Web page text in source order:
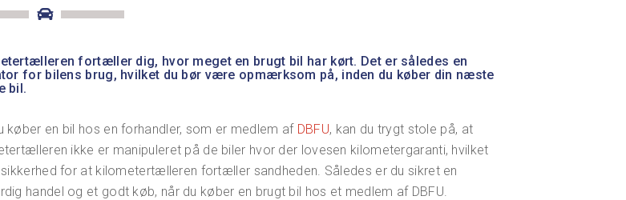
fortæller dig, hvor meget en brugt bil har kørt. Det er således en
for bilens brug, hvilket du bør være opmærksom på, inden du køber din næste
bil.
køber en bil hos en forhandler, som er medlem af DBFU, kan du trygt stole på, at
ikke er manipuleret på de biler hvor der lovesen kilometergaranti, hvilket
sikkerhed for at kilometertælleren fortæller sandheden. Således er du sikret en
handel og et godt køb, når du køber en brugt bil hos et medlem af DBFU.